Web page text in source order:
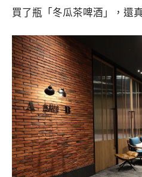
買了瓶「冬瓜茶啤酒」，還